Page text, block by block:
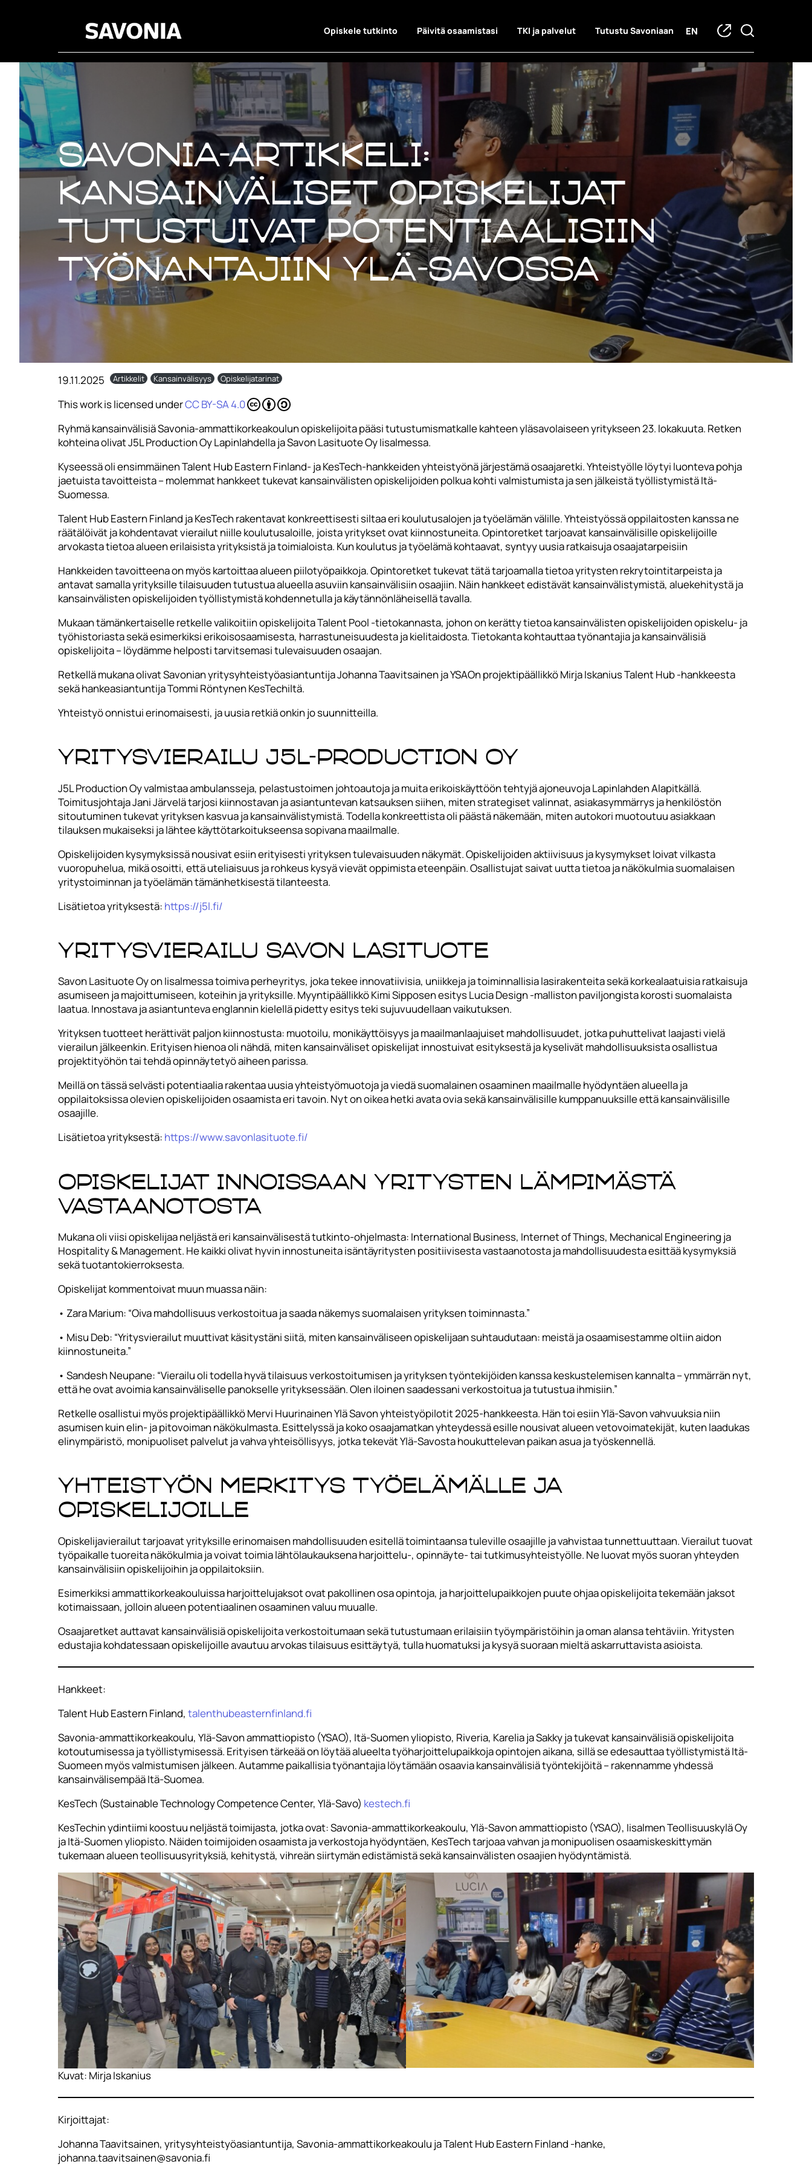
Opiskele tutkinto Päivitä osaamistasi TKI ja palvelut Tutustu Savoniaan EN
Savonia-artikkeli:
Kansainväliset opiskelijat
tutustuivat potentiaalisiin
työnantajiin Ylä-Savossa
19.11.2025 Artikkelit Kansainvälisyys Opiskelijatarinat
This work is licensed underCC BY-SA 4.0
Ryhmä kansainvälisiä Savonia-ammattikorkeakoulun opiskelijoita pääsi tutustumismatkalle kahteen yläsavolaiseen yritykseen 23. lokakuuta. Retken
kohteina olivat J5L Production Oy Lapinlahdella ja Savon Lasituote Oy Iisalmessa.
Kyseessä oli ensimmäinen Talent Hub Eastern Finland- ja KesTech-hankkeiden yhteistyönä järjestämä osaajaretki. Yhteistyölle löytyi luonteva pohja
jaetuista tavoitteista – molemmat hankkeet tukevat kansainvälisten opiskelijoiden polkua kohti valmistumista ja sen jälkeistä työllistymistä Itä-
Suomessa.
Talent Hub Eastern Finland ja KesTech rakentavat konkreettisesti siltaa eri koulutusalojen ja työelämän välille. Yhteistyössä oppilaitosten kanssa ne
räätälöivät ja kohdentavat vierailut niille koulutusaloille, joista yritykset ovat kiinnostuneita. Opintoretket tarjoavat kansainvälisille opiskelijoille
arvokasta tietoa alueen erilaisista yrityksistä ja toimialoista. Kun koulutus ja työelämä kohtaavat, syntyy uusia ratkaisuja osaajatarpeisiin
Hankkeiden tavoitteena on myös kartoittaa alueen piilotyöpaikkoja. Opintoretket tukevat tätä tarjoamalla tietoa yritysten rekrytointitarpeista ja
antavat samalla yrityksille tilaisuuden tutustua alueella asuviin kansainvälisiin osaajiin. Näin hankkeet edistävät kansainvälistymistä, aluekehitystä ja
kansainvälisten opiskelijoiden työllistymistä kohdennetulla ja käytännönläheisellä tavalla.
Mukaan tämänkertaiselle retkelle valikoitiin opiskelijoita Talent Pool -tietokannasta, johon on kerätty tietoa kansainvälisten opiskelijoiden opiskelu- ja
työhistoriasta sekä esimerkiksi erikoisosaamisesta, harrastuneisuudesta ja kielitaidosta. Tietokanta kohtauttaa työnantajia ja kansainvälisiä
opiskelijoita – löydämme helposti tarvitsemasi tulevaisuuden osaajan.
Retkellä mukana olivat Savonian yritysyhteistyöasiantuntija Johanna Taavitsainen ja YSAOn projektipäällikkö Mirja Iskanius Talent Hub -hankkeesta
sekä hankeasiantuntija Tommi Röntynen KesTechiltä.
Yhteistyö onnistui erinomaisesti, ja uusia retkiä onkin jo suunnitteilla.
Yritysvierailu J5L-Production Oy
J5L Production Oy valmistaa ambulansseja, pelastustoimen johtoautoja ja muita erikoiskäyttöön tehtyjä ajoneuvoja Lapinlahden Alapitkällä.
Toimitusjohtaja Jani Järvelä tarjosi kiinnostavan ja asiantuntevan katsauksen siihen, miten strategiset valinnat, asiakasymmärrys ja henkilöstön
sitoutuminen tukevat yrityksen kasvua ja kansainvälistymistä. Todella konkreettista oli päästä näkemään, miten autokori muotoutuu asiakkaan
tilauksen mukaiseksi ja lähtee käyttötarkoitukseensa sopivana maailmalle.
Opiskelijoiden kysymyksissä nousivat esiin erityisesti yrityksen tulevaisuuden näkymät. Opiskelijoiden aktiivisuus ja kysymykset loivat vilkasta
vuoropuhelua, mikä osoitti, että uteliaisuus ja rohkeus kysyä vievät oppimista eteenpäin. Osallistujat saivat uutta tietoa ja näkökulmia suomalaisen
yritystoiminnan ja työelämän tämänhetkisestä tilanteesta.
Lisätietoa yrityksestä: https://j5l.fi/
Yritysvierailu Savon Lasituote
Savon Lasituote Oy on Iisalmessa toimiva perheyritys, joka tekee innovatiivisia, uniikkeja ja toiminnallisia lasirakenteita sekä korkealaatuisia ratkaisuja
asumiseen ja majoittumiseen, koteihin ja yrityksille. Myyntipäällikkö Kimi Sipposen esitys Lucia Design -malliston paviljongista korosti suomalaista
laatua. Innostava ja asiantunteva englannin kielellä pidetty esitys teki sujuvuudellaan vaikutuksen.
Yrityksen tuotteet herättivät paljon kiinnostusta: muotoilu, monikäyttöisyys ja maailmanlaajuiset mahdollisuudet, jotka puhuttelivat laajasti vielä
vierailun jälkeenkin. Erityisen hienoa oli nähdä, miten kansainväliset opiskelijat innostuivat esityksestä ja kyselivät mahdollisuuksista osallistua
projektityöhön tai tehdä opinnäytetyö aiheen parissa.
Meillä on tässä selvästi potentiaalia rakentaa uusia yhteistyömuotoja ja viedä suomalainen osaaminen maailmalle hyödyntäen alueella ja
oppilaitoksissa olevien opiskelijoiden osaamista eri tavoin. Nyt on oikea hetki avata ovia sekä kansainvälisille kumppanuuksille että kansainvälisille
osaajille.
Lisätietoa yrityksestä: https://www.savonlasituote.fi/
Opiskelijat innoissaan yritysten lämpimästä
vastaanotosta
Mukana oli viisi opiskelijaa neljästä eri kansainvälisestä tutkinto-ohjelmasta: International Business, Internet of Things, Mechanical Engineering ja
Hospitality & Management. He kaikki olivat hyvin innostuneita isäntäyritysten positiivisesta vastaanotosta ja mahdollisuudesta esittää kysymyksiä
sekä tuotantokierroksesta.
Opiskelijat kommentoivat muun muassa näin:
• Zara Marium: “Oiva mahdollisuus verkostoitua ja saada näkemys suomalaisen yrityksen toiminnasta.”
• Misu Deb: “Yritysvierailut muuttivat käsitystäni siitä, miten kansainväliseen opiskelijaan suhtaudutaan: meistä ja osaamisestamme oltiin aidon
kiinnostuneita.”
• Sandesh Neupane: “Vierailu oli todella hyvä tilaisuus verkostoitumisen ja yrityksen työntekijöiden kanssa keskustelemisen kannalta – ymmärrän nyt,
että he ovat avoimia kansainväliselle panokselle yrityksessään. Olen iloinen saadessani verkostoitua ja tutustua ihmisiin.”
Retkelle osallistui myös projektipäällikkö Mervi Huurinainen Ylä Savon yhteistyöpilotit 2025-hankkeesta. Hän toi esiin Ylä-Savon vahvuuksia niin
asumisen kuin elin- ja pitovoiman näkökulmasta. Esittelyssä ja koko osaajamatkan yhteydessä esille nousivat alueen vetovoimatekijät, kuten laadukas
elinympäristö, monipuoliset palvelut ja vahva yhteisöllisyys, jotka tekevät Ylä-Savosta houkuttelevan paikan asua ja työskennellä.
Yhteistyön merkitys työelämälle ja
opiskelijoille
Opiskelijavierailut tarjoavat yrityksille erinomaisen mahdollisuuden esitellä toimintaansa tuleville osaajille ja vahvistaa tunnettuuttaan. Vierailut tuovat
työpaikalle tuoreita näkökulmia ja voivat toimia lähtölaukauksena harjoittelu-, opinnäyte- tai tutkimusyhteistyölle. Ne luovat myös suoran yhteyden
kansainvälisiin opiskelijoihin ja oppilaitoksiin.
Esimerkiksi ammattikorkeakouluissa harjoittelujaksot ovat pakollinen osa opintoja, ja harjoittelupaikkojen puute ohjaa opiskelijoita tekemään jaksot
kotimaissaan, jolloin alueen potentiaalinen osaaminen valuu muualle.
Osaajaretket auttavat kansainvälisiä opiskelijoita verkostoitumaan sekä tutustumaan erilaisiin työympäristöihin ja oman alansa tehtäviin. Yritysten
edustajia kohdatessaan opiskelijoille avautuu arvokas tilaisuus esittäytyä, tulla huomatuksi ja kysyä suoraan mieltä askarruttavista asioista.
Hankkeet:
Talent Hub Eastern Finland, talenthubeasternfinland.fi
Savonia-ammattikorkeakoulu, Ylä-Savon ammattiopisto (YSAO), Itä-Suomen yliopisto, Riveria, Karelia ja Sakky ja tukevat kansainvälisiä opiskelijoita
kotoutumisessa ja työllistymisessä. Erityisen tärkeää on löytää alueelta työharjoittelupaikkoja opintojen aikana, sillä se edesauttaa työllistymistä Itä-
Suomeen myös valmistumisen jälkeen. Autamme paikallisia työnantajia löytämään osaavia kansainvälisiä työntekijöitä – rakennamme yhdessä
kansainvälisempää Itä-Suomea.
KesTech (Sustainable Technology Competence Center, Ylä-Savo) kestech.fi
KesTechin ydintiimi koostuu neljästä toimijasta, jotka ovat: Savonia-ammattikorkeakoulu, Ylä-Savon ammattiopisto (YSAO), Iisalmen Teollisuuskylä Oy
ja Itä-Suomen yliopisto. Näiden toimijoiden osaamista ja verkostoja hyödyntäen, KesTech tarjoaa vahvan ja monipuolisen osaamiskeskittymän
tukemaan alueen teollisuusyrityksiä, kehitystä, vihreän siirtymän edistämistä sekä kansainvälisten osaajien hyödyntämistä.
Kuvat: Mirja Iskanius
Kirjoittajat:
Johanna Taavitsainen, yritysyhteistyöasiantuntija, Savonia-ammattikorkeakoulu ja Talent Hub Eastern Finland -hanke,
johanna.taavitsainen@savonia.fi